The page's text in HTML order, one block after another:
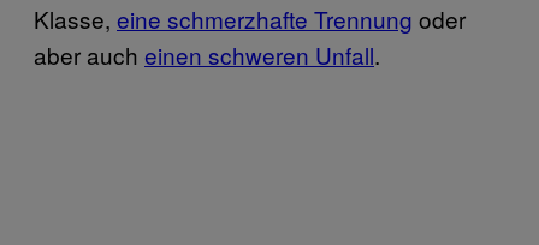
Klasse, eine schmerzhafte Trennung oder
aber auch einen schweren Unfall.